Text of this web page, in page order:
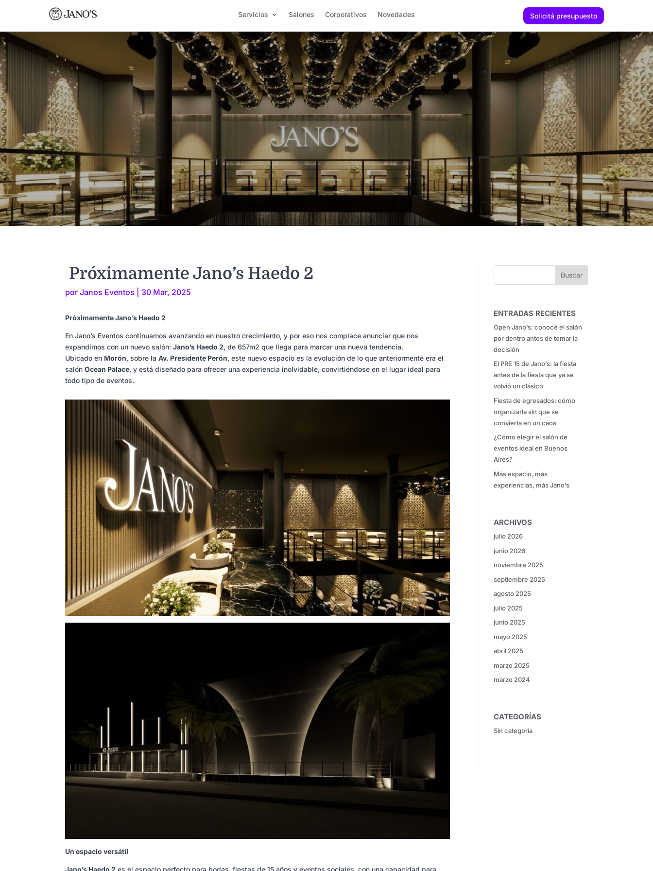
Servicios Salones Corporativos Novedades Solicitá presupuesto
Próximamente Jano’s Haedo 2
porJanos Eventos 30 Mar, 2025
Próximamente Jano’s Haedo 2
En Jano’s Eventos continuamos avanzando en nuestro crecimiento, y por eso nos complace anunciar que nos
expandimos con un nuevo salón:Jano’s Haedo 2, de 657m2 que llega para marcar una nueva tendencia.
Ubicado en Morón, sobre laAv. Presidente Perón, este nuevo espacio es la evolución de lo que anteriormente era el
salónOcean Palace, y está diseñado para ofrecer una experiencia inolvidable, convirtiéndose en el lugar ideal para
todo tipo de eventos.
Un espacio versátil
ENTRADAS RECIENTES
Open Jano’s: conocé el salón
por dentro antes de tomar la
decisión
El PRE 15 de Jano’s: la fiesta
antes de la fiesta que ya se
volvió un clásico
Fiesta de egresados: cómo
organizarla sin que se
convierta en un caos
¿Cómo elegir el salón de
eventos ideal en Buenos
Aires?
Más espacio, más
experiencias, más Jano’s
ARCHIVOS
julio 2026
junio 2026
noviembre 2025
septiembre 2025
agosto 2025
julio 2025
junio 2025
mayo 2025
abril 2025
marzo 2025
marzo 2024
CATEGORÍAS
Sin categoría